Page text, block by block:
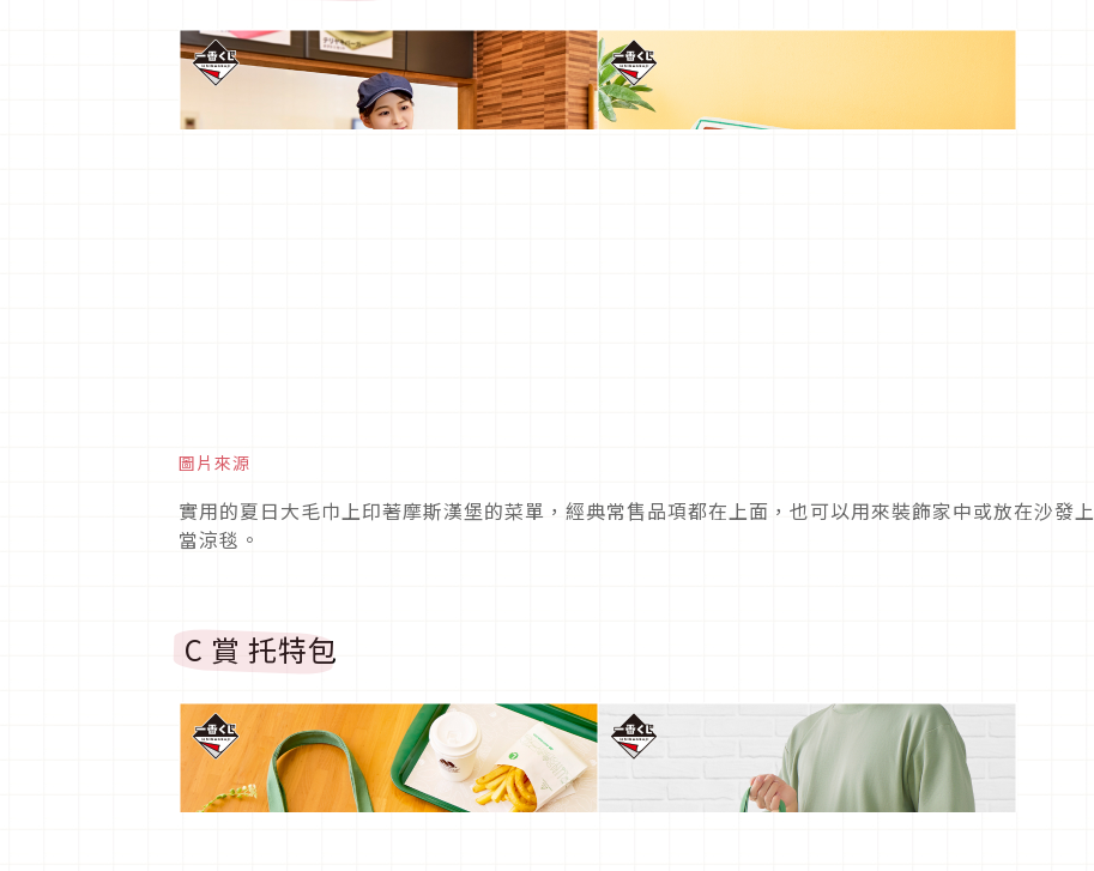
圖片來源
實用的夏日大毛巾上印著摩斯漢堡的菜單，經典常售品項都在上面，也可以用來裝飾家中或放在沙發上
當涼毯。
C 賞 托特包